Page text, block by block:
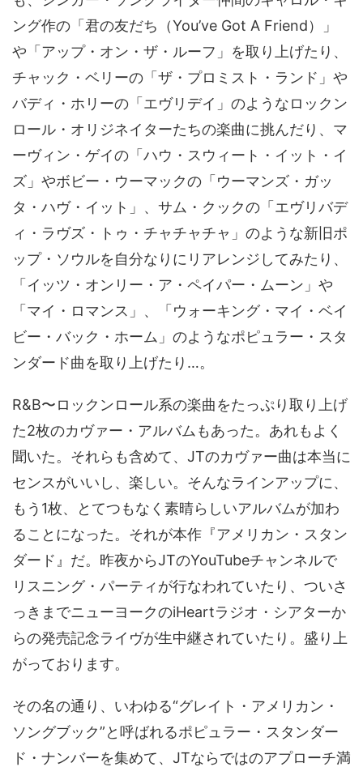
ング作の「君の友だち（You’ve Got A Friend）」
や「アップ・オン・ザ・ルーフ」を取り上げたり、
チャック・ベリーの「ザ・プロミスト・ランド」や
バディ・ホリーの「エヴリデイ」のようなロックン
ロール・オリジネイターたちの楽曲に挑んだり、マ
ーヴィン・ゲイの「ハウ・スウィート・イット・イ
ズ」やボビー・ウーマックの「ウーマンズ・ガッ
タ・ハヴ・イット」、サム・クックの「エヴリバデ
ィ・ラヴズ・トゥ・チャチャチャ」のような新旧ポ
ップ・ソウルを自分なりにリアレンジしてみたり、
「イッツ・オンリー・ア・ペイパー・ムーン」や
「マイ・ロマンス」、「ウォーキング・マイ・ベイ
ビー・バック・ホーム」のようなポピュラー・スタ
ンダード曲を取り上げたり…。
R&B〜ロックンロール系の楽曲をたっぷり取り上げ
た2枚のカヴァー・アルバムもあった。あれもよく
聞いた。それらも含めて、JTのカヴァー曲は本当に
センスがいいし、楽しい。そんなラインアップに、
もう1枚、とてつもなく素晴らしいアルバムが加わ
ることになった。それが本作『アメリカン・スタン
ダード』だ。昨夜からJTのYouTubeチャンネルで
リスニング・パーティが行なわれていたり、ついさ
っきまでニューヨークのiHeartラジオ・シアターか
らの発売記念ライヴが生中継されていたり。盛り上
がっております。
その名の通り、いわゆる“グレイト・アメリカン・
ソングブック”と呼ばれるポピュラー・スタンダー
ド・ナンバーを集めて、JTならではのアプローチ満